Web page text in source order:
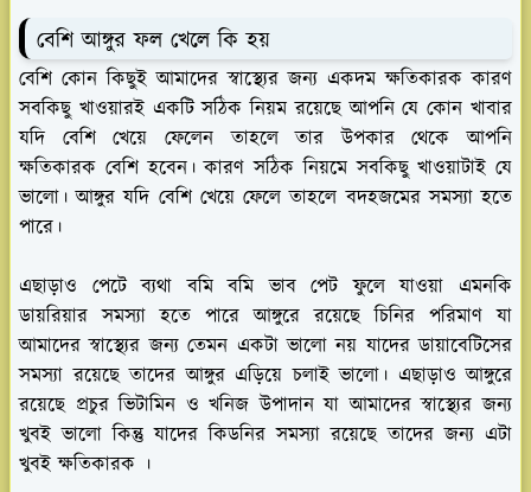
বেশি আঙ্গুর ফল খেলে কি হয়
বেশি কোন কিছুই আমাদের স্বাস্থ্যের জন্য একদম ক্ষতিকারক কারণ
সবকিছু খাওয়ারই একটি সঠিক নিয়ম রয়েছে আপনি যে কোন খাবার
যদি বেশি খেয়ে ফেলেন তাহলে তার উপকার থেকে আপনি
ক্ষতিকারক বেশি হবেন। কারণ সঠিক নিয়মে সবকিছু খাওয়াটাই যে
ভালো। আঙ্গুর যদি বেশি খেয়ে ফেলে তাহলে বদহজমের সমস্যা হতে
পারে।
এছাড়াও পেটে ব্যথা বমি বমি ভাব পেট ফুলে যাওয়া এমনকি
ডায়রিয়ার সমস্যা হতে পারে আঙ্গুরে রয়েছে চিনির পরিমাণ যা
আমাদের স্বাস্থ্যের জন্য তেমন একটা ভালো নয় যাদের ডায়াবেটিসের
সমস্যা রয়েছে তাদের আঙ্গুর এড়িয়ে চলাই ভালো। এছাড়াও আঙ্গুরে
রয়েছে প্রচুর ভিটামিন ও খনিজ উপাদান যা আমাদের স্বাস্থ্যের জন্য
খুবই ভালো কিন্তু যাদের কিডনির সমস্যা রয়েছে তাদের জন্য এটা
খুবই ক্ষতিকারক ।